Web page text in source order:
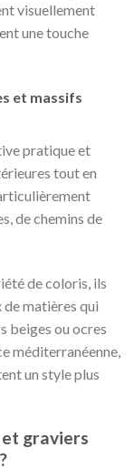
visuellement
une touche
et massifs
pratique et
tout en
de chemins de
de coloris, ils
matières qui
beiges ou ocres
méditerranéenne,
un style plus
graviers